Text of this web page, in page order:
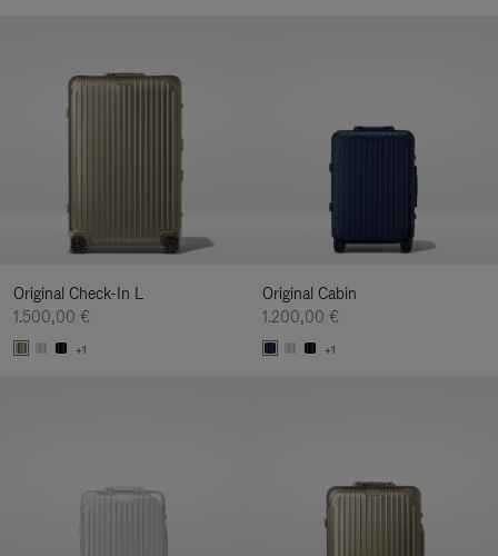
Original Check-In L
1.500,00 €
+1
Original Cabin
1.200,00 €
+1